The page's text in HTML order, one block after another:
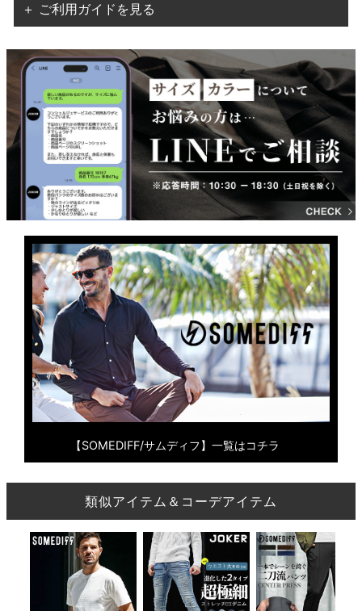
＋ ご利用ガイドを見る
【SOMEDIFF/サムディフ】一覧はコチラ
類似アイテム＆コーデアイテム